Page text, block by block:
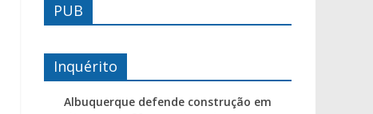
PUB
Inquérito
Albuquerque defende construção em